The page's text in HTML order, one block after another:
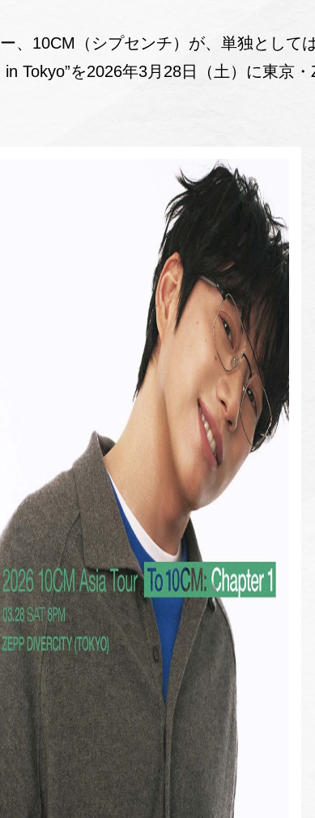
、10CM（シプセンチ）が、単独として
Tokyo”を2026年3月28日（土）に東京